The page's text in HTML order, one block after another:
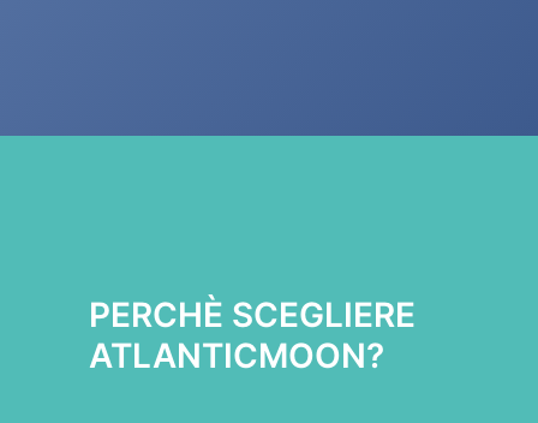
PERCHÈ SCEGLIERE
ATLANTICMOON?